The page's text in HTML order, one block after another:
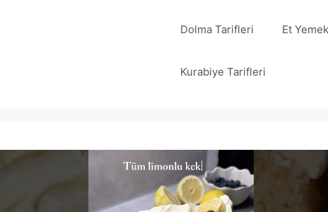
Dolma Tarifleri Et
Kurabiye Tarifleri